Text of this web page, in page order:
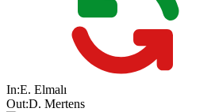
In:E. Elmalı
Out:D. Mertens